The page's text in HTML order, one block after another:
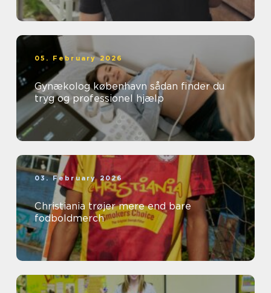
05. February 2026
Gynækolog københavn sådan finder du
tryg og professionel hjælp
03. February 2026
Christiania trøjer mere end bare
fodboldmerch